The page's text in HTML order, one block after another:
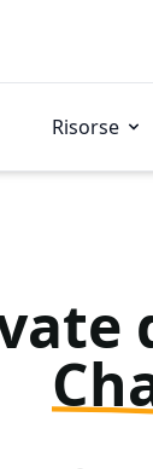
Risorse